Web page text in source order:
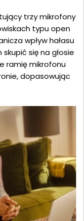
trzy mikrofony
typu open
wpływ hałasu
się na głosie
ramię mikrofonu
dopasowując